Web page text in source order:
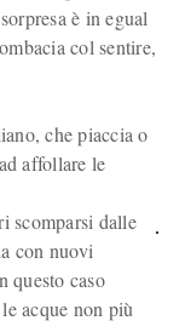
è in egual
col sentire,
che piaccia o
affollare le
scomparsi dalle
con nuovi
questo caso
acque non più